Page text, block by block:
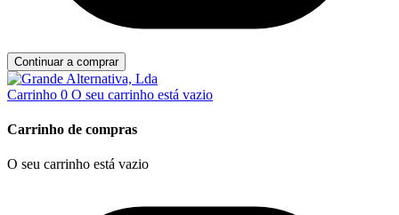
Continuar a comprar
Carrinho 0 O seu carrinho está vazio
Carrinho de compras
O seu carrinho está vazio